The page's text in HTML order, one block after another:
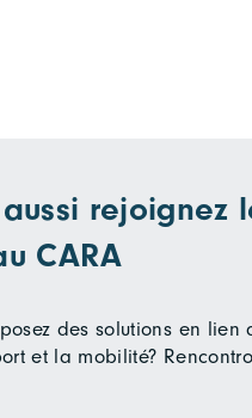
rejoignez
CARA
des solutions en lien
et la mobilité?